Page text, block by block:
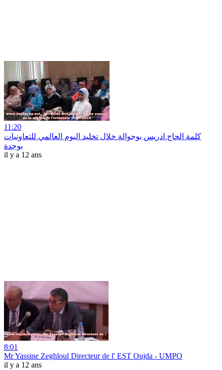
11:20
كلمة الحاج ادريس بوجوالة خلال تخليد اليوم العالمي للتعاونيات
بوجدة
il y a 12 ans
8:01
Mr Yassine Zeghloul Directeur de l' EST Oujda - UMPO
il y a 12 ans